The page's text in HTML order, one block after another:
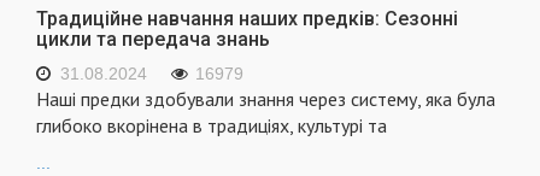
Традиційне навчання наших предків: Сезонні
цикли та передача знань
31.08.2024 16979
Наші предки здобували знання через систему, яка була
глибоко вкорінена в традиціях, культурі та